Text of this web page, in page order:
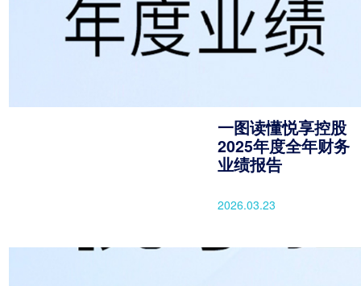
一图读懂悦享控股
2025年度全年财务
业绩报告
2026.03.23